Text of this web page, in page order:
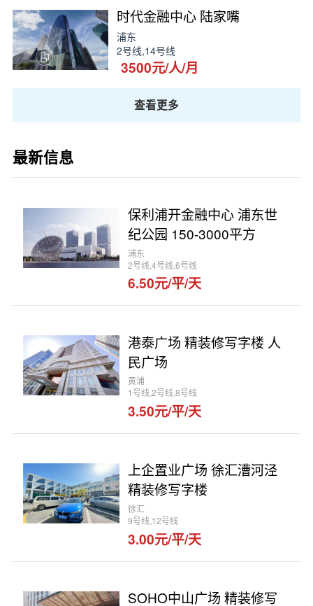
时代金融中心 陆家嘴
浦东
2号线,14号线
3500元/人/月
查看更多
最新信息
保利浦开金融中心 浦东世
纪公园 150-3000平方
浦东
2号线,4号线,6号线
6.50元/平/天
港泰广场 精装修写字楼 人
民广场
黄浦
1号线,2号线,8号线
3.50元/平/天
上企置业广场 徐汇漕河泾
精装修写字楼
徐汇
9号线,12号线
3.00元/平/天
SOHO中山广场 精装修写